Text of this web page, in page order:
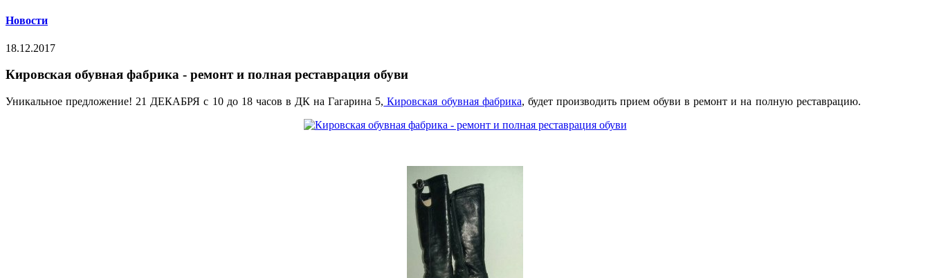
Новости
18.12.2017
Кировская обувная фабрика - ремонт и полная реставрация обуви
Уникальное предложение! 21 ДЕКАБРЯ с 10 до 18 часов в ДК на Гагарина 5, Кировская обувная фабрика, будет производить прием обуви в ремонт и на полную реставрацию.